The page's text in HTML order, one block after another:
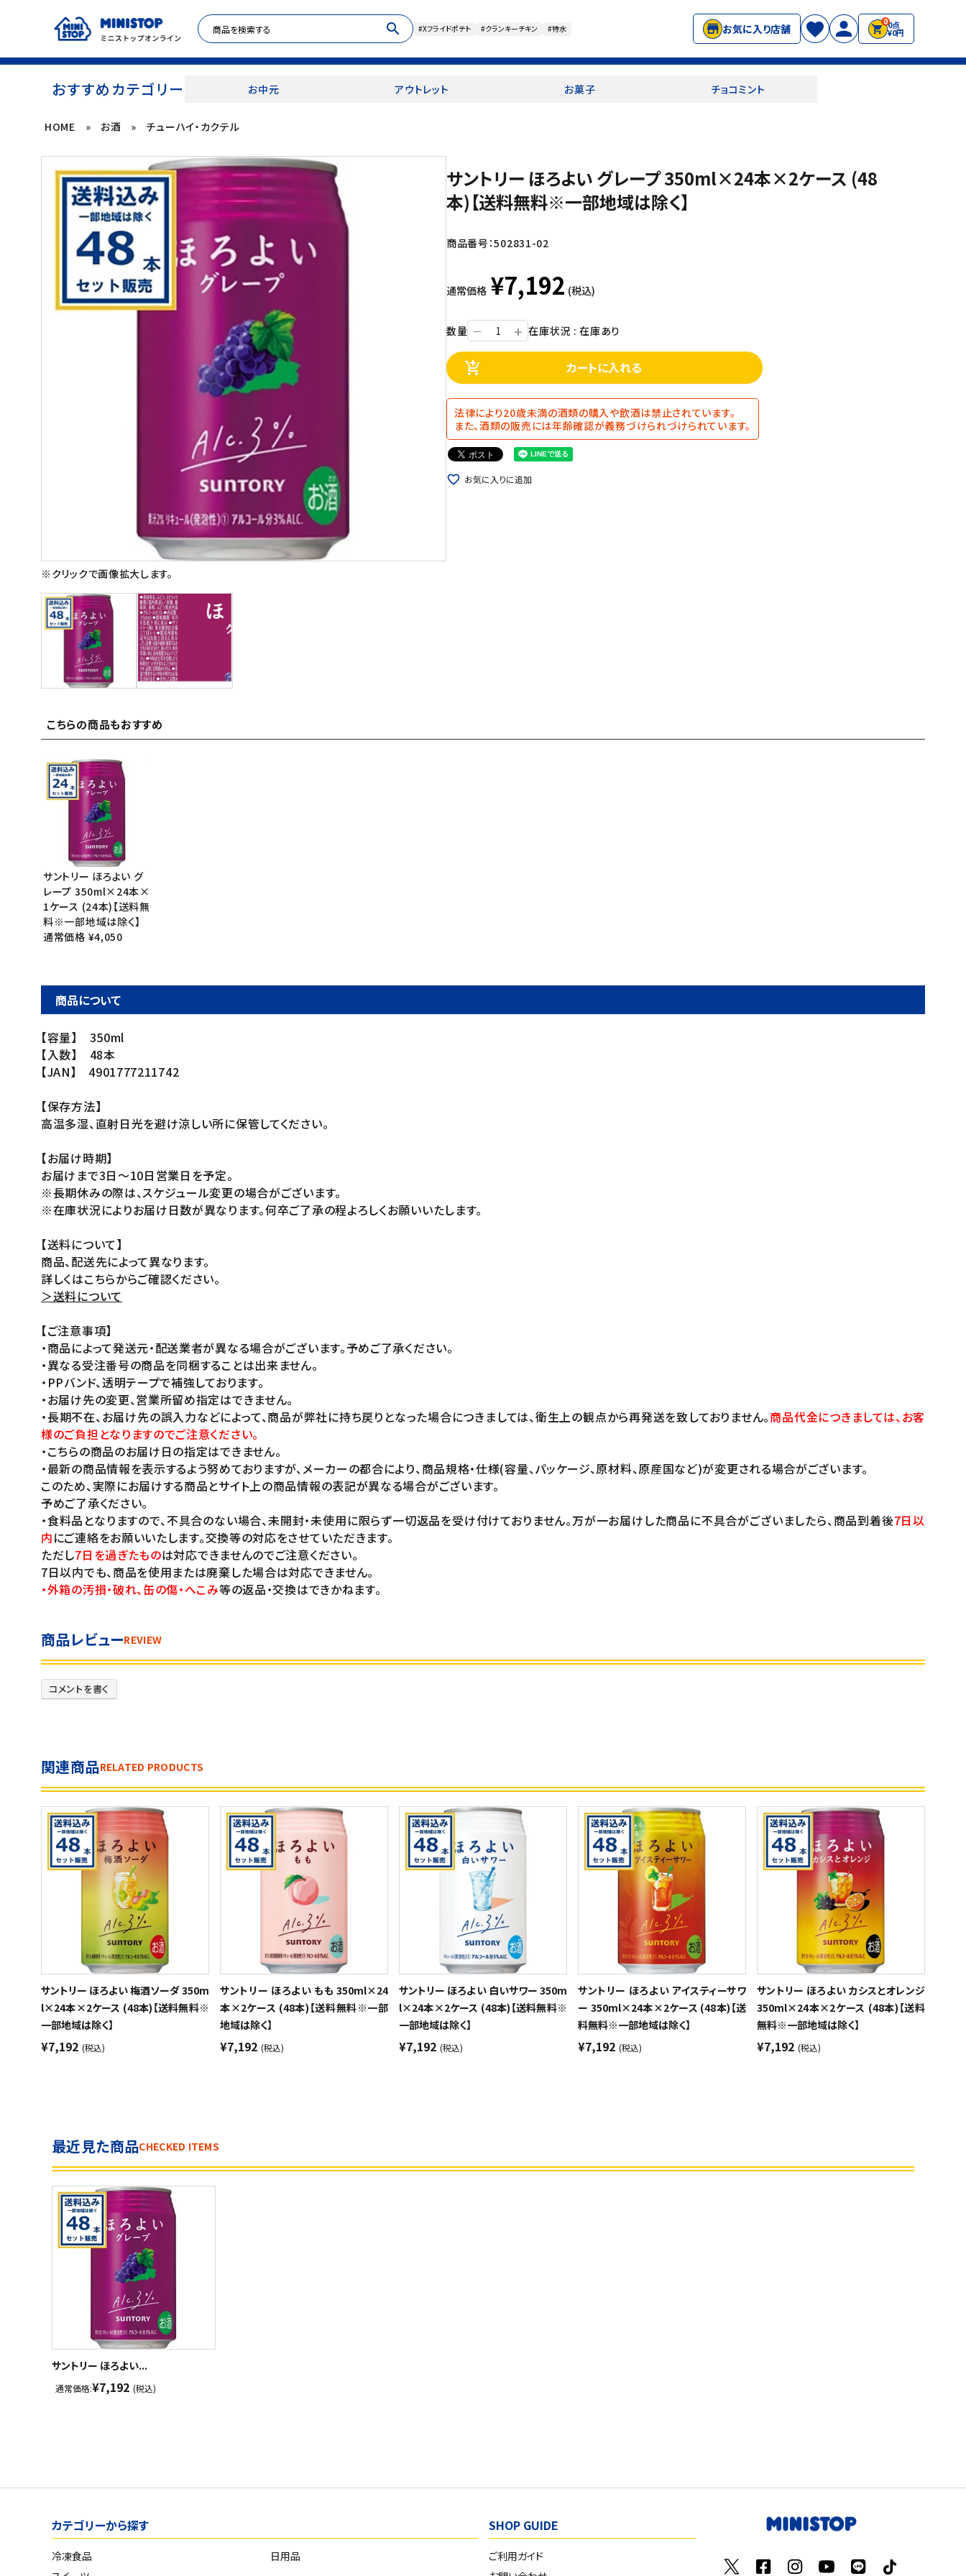
search #Xフライドポテト #クランキーチキン #特水 お気に入り店舗
00点
¥0円
おすすめカテゴリー お中元 アウトレット お菓子 チョコミント
ACCOUNT MENU
ログイン person 新規登録
カテゴリから探す
冷凍食品
フードロス
ペット用品
SHOP GUIDE
ご利用ガイド
特定商取引法表示について
プライバシーポリシー
利用規約
HOME » お酒 » チューハイ・カクテル
※クリックで画像拡大します。
サントリー ほろよい グレープ 350ml×24本×2ケース (48
本)【送料無料※一部地域は除く】
商品番号：502831-02
通常価格 ¥7,192 (税込)
数量 ー + 在庫状況 : 在庫あり
add_shopping_cart カートに入れる
法律により20歳未満の酒類の購入や飲酒は禁止されています。
また、酒類の販売には年齢確認が義務づけられづけられています。
favorite_border お気に入りに追加
こちらの商品もおすすめ
サントリー ほろよい グ
レープ 350ml×24本×
1ケース (24本)【送料無
料※一部地域は除く】
通常価格 ¥4,050
商品について
【容量】 350ml
【入数】 48本
【JAN】 4901777211742
【保存方法】
高温多湿、直射日光を避け涼しい所に保管してください。
【お届け時期】
お届けまで3日～10日営業日を予定。
※長期休みの際は、スケジュール変更の場合がございます。
※在庫状況によりお届け日数が異なります。何卒ご了承の程よろしくお願いいたします。
【送料について】
商品、配送先によって異なります。
詳しくはこちらからご確認ください。
＞送料について
【ご注意事項】
・商品によって発送元・配送業者が異なる場合がございます。予めご了承ください。
・異なる受注番号の商品を同梱することは出来ません。
・PPバンド、透明テープで補強しております。
・お届け先の変更、営業所留め指定はできません。
・長期不在、お届け先の誤入力などによって、商品が弊社に持ち戻りとなった場合につきましては、衛生上の観点から再発送を致しておりません。商品代金につきましては、お客
様のご負担となりますのでご注意ください。
・こちらの商品のお届け日の指定はできません。
・最新の商品情報を表示するよう努めておりますが、メーカーの都合により、商品規格・仕様(容量、パッケージ、原材料、原産国など)が変更される場合がございます。
このため、実際にお届けする商品とサイト上の商品情報の表記が異なる場合がございます。
予めご了承ください。
・食料品となりますので、不具合のない場合、未開封・未使用に限らず一切返品を受け付けておりません。万が一お届けした商品に不具合がございましたら、商品到着後7日以
内にご連絡をお願いいたします。交換等の対応をさせていただきます。
ただし7日を過ぎたものは対応できませんのでご注意ください。
7日以内でも、商品を使用または廃棄した場合は対応できません。
・外箱の汚損・破れ、缶の傷・へこみ等の返品・交換はできかねます。
商品レビューREVIEW
コメントを書く
関連商品RELATED PRODUCTS
サントリー ほろよい 梅酒ソーダ 350m
l×24本×2ケース (48本)【送料無料※
一部地域は除く】
¥7,192 (税込)
サントリー ほろよい もも 350ml×24
本×2ケース (48本)【送料無料※一部
地域は除く】
¥7,192 (税込)
サントリー ほろよい 白いサワー 350m
l×24本×2ケース (48本)【送料無料※
一部地域は除く】
¥7,192 (税込)
サントリー ほろよい アイスティーサワ
ー 350ml×24本×2ケース (48本)【送
料無料※一部地域は除く】
¥7,192 (税込)
サントリー ほろよい カシスとオレンジ
350ml×24本×2ケース (48本)【送料
無料※一部地域は除く】
¥7,192 (税込)
最近見た商品CHECKED ITEMS
サントリー ほろよい...
通常価格:¥7,192 (税込)
カテゴリーから探す
冷凍食品
日用品
SHOP GUIDE
ご利用ガイド